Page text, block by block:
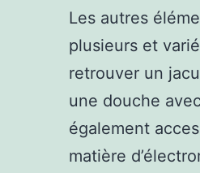
Les autres
plusieurs et
retrouver un
une douche
également
matière